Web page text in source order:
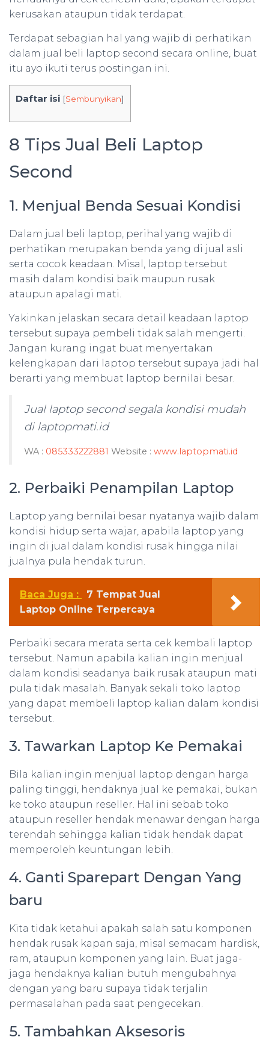
kerusakan ataupun tidak terdapat.
Terdapat sebagian hal yang wajib di perhatikan
dalam jual beli laptop second secara online, buat
itu ayo ikuti terus postingan ini.
Daftar isi [Sembunyikan]
8 Tips Jual Beli Laptop
Second
1. Menjual Benda Sesuai Kondisi
Dalam jual beli laptop, perihal yang wajib di
perhatikan merupakan benda yang di jual asli
serta cocok keadaan. Misal, laptop tersebut
masih dalam kondisi baik maupun rusak
ataupun apalagi mati.
Yakinkan jelaskan secara detail keadaan laptop
tersebut supaya pembeli tidak salah mengerti.
Jangan kurang ingat buat menyertakan
kelengkapan dari laptop tersebut supaya jadi hal
berarti yang membuat laptop bernilai besar.
Jual laptop second segala kondisi mudah
di laptopmati.id
WA : 085333222881 Website : www.laptopmati.id
2. Perbaiki Penampilan Laptop
Laptop yang bernilai besar nyatanya wajib dalam
kondisi hidup serta wajar, apabila laptop yang
ingin di jual dalam kondisi rusak hingga nilai
jualnya pula hendak turun.
Baca Juga :
7 Tempat Jual
Laptop Online Terpercaya
Perbaiki secara merata serta cek kembali laptop
tersebut. Namun apabila kalian ingin menjual
dalam kondisi seadanya baik rusak ataupun mati
pula tidak masalah. Banyak sekali toko laptop
yang dapat membeli laptop kalian dalam kondisi
tersebut.
3. Tawarkan Laptop Ke Pemakai
Bila kalian ingin menjual laptop dengan harga
paling tinggi, hendaknya jual ke pemakai, bukan
ke toko ataupun reseller. Hal ini sebab toko
ataupun reseller hendak menawar dengan harga
terendah sehingga kalian tidak hendak dapat
memperoleh keuntungan lebih.
4. Ganti Sparepart Dengan Yang
baru
Kita tidak ketahui apakah salah satu komponen
hendak rusak kapan saja, misal semacam hardisk,
ram, ataupun komponen yang lain. Buat jaga-
jaga hendaknya kalian butuh mengubahnya
dengan yang baru supaya tidak terjalin
permasalahan pada saat pengecekan.
5. Tambahkan Aksesoris